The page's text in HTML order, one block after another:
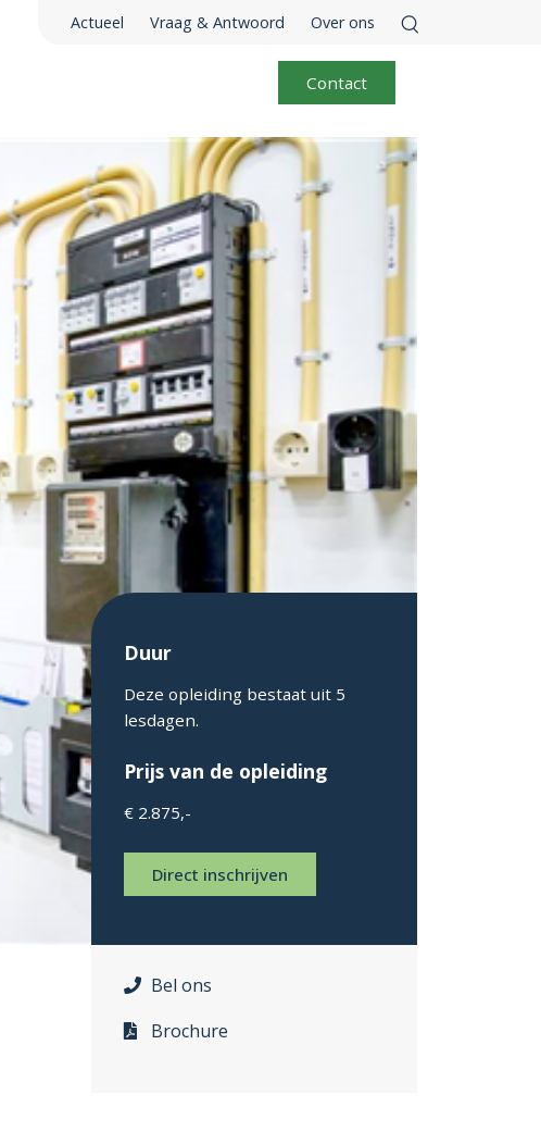
Actueel Vraag & Antwoord Over ons
Contact
Duur
Deze opleiding bestaat uit 5
lesdagen.
Prijs van de opleiding
€ 2.875,-
Direct inschrijven
Bel ons
Brochure